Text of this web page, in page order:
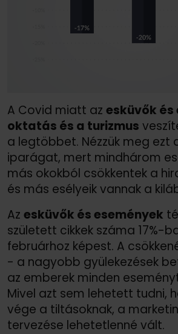
A Covid miatt az esküvők és
oktatás és a turizmus
a legtöbbet. Nézzük meg ezt
iparágat, mert mindhárom
más okokból csökkentek a
és más esélyeik vannak a
Az esküvők és események
született cikkek száma 17%-
februárhoz képest. A
- a nagyobb gyülekezések
az emberek minden
Mivel azt sem lehetett tudni,
vége a tiltásoknak, a
tervezése lehetetlenné vált.